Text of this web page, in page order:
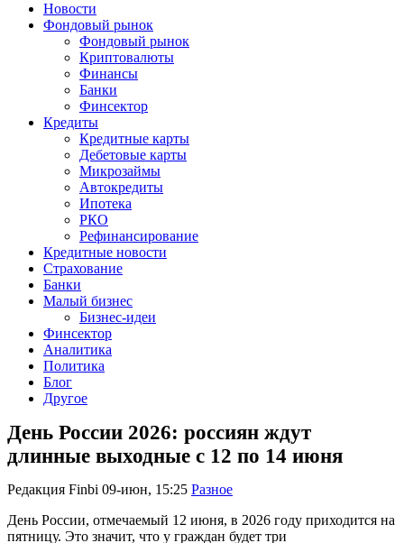
Новости
Фондовый рынок
Фондовый рынок
Криптовалюты
Финансы
Банки
Финсектор
Кредиты
Кредитные карты
Дебетовые карты
Микрозаймы
Автокредиты
Ипотека
РКО
Рефинансирование
Кредитные новости
Страхование
Банки
Малый бизнес
Бизнес-идеи
Финсектор
Аналитика
Политика
Блог
Другое
День России 2026: россиян ждут
длинные выходные с 12 по 14 июня
Редакция Finbi 09-июн, 15:25 Разное
День России, отмечаемый 12 июня, в 2026 году приходится на
пятницу. Это значит, что у граждан будет три